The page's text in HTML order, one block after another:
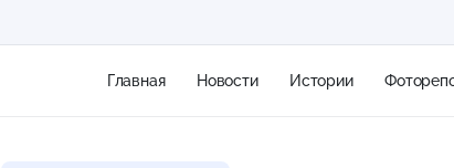
Главная Новости Истории